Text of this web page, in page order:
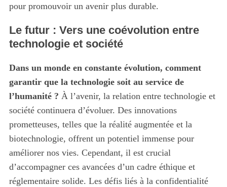
pour promouvoir un avenir plus durable.
Le futur : Vers une coévolution entre
technologie et société
Dans un monde en constante évolution, comment
garantir que la technologie soit au service de
l’humanité ? À l’avenir, la relation entre technologie et
société continuera d’évoluer. Des innovations
prometteuses, telles que la réalité augmentée et la
biotechnologie, offrent un potentiel immense pour
améliorer nos vies. Cependant, il est crucial
d’accompagner ces avancées d’un cadre éthique et
réglementaire solide. Les défis liés à la confidentialité